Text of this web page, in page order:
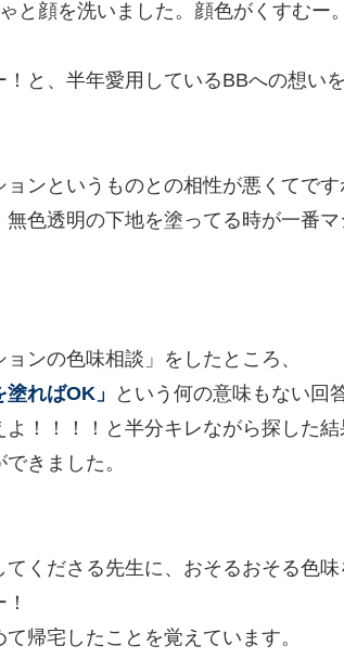
と顔を洗いました。顔色がくすむー。
と、半年愛用しているBBへの想い
ンというものとの相性が悪くてです
色透明の下地を塗ってる時が一番
ンの色味相談」をしたところ、
ればOK」
という何の意味もない回
！！！！と半分キレながら探した結
きました。
くださる先生に、おそるおそる色味
帰宅したことを覚えています。